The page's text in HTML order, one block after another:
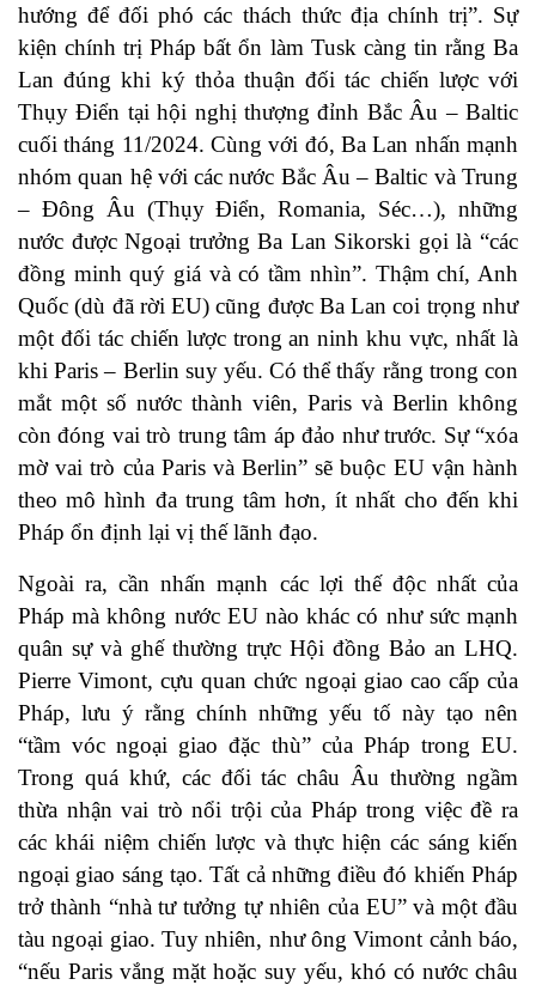
hướng để đối phó các thách thức địa chính trị”. Sự
kiện chính trị Pháp bất ổn làm Tusk càng tin rằng Ba
Lan đúng khi ký thỏa thuận đối tác chiến lược với
Thụy Điển tại hội nghị thượng đỉnh Bắc Âu – Baltic
cuối tháng 11/2024. Cùng với đó, Ba Lan nhấn mạnh
nhóm quan hệ với các nước Bắc Âu – Baltic và Trung
– Đông Âu (Thụy Điển, Romania, Séc…), những
nước được Ngoại trưởng Ba Lan Sikorski gọi là “các
đồng minh quý giá và có tầm nhìn”. Thậm chí, Anh
Quốc (dù đã rời EU) cũng được Ba Lan coi trọng như
một đối tác chiến lược trong an ninh khu vực, nhất là
khi Paris – Berlin suy yếu. Có thể thấy rằng trong con
mắt một số nước thành viên, Paris và Berlin không
còn đóng vai trò trung tâm áp đảo như trước. Sự “xóa
mờ vai trò của Paris và Berlin” sẽ buộc EU vận hành
theo mô hình đa trung tâm hơn, ít nhất cho đến khi
Pháp ổn định lại vị thế lãnh đạo.
Ngoài ra, cần nhấn mạnh các lợi thế độc nhất của
Pháp mà không nước EU nào khác có như sức mạnh
quân sự và ghế thường trực Hội đồng Bảo an LHQ.
Pierre Vimont, cựu quan chức ngoại giao cao cấp của
Pháp, lưu ý rằng chính những yếu tố này tạo nên
“tầm vóc ngoại giao đặc thù” của Pháp trong EU.
Trong quá khứ, các đối tác châu Âu thường ngầm
thừa nhận vai trò nổi trội của Pháp trong việc đề ra
các khái niệm chiến lược và thực hiện các sáng kiến
ngoại giao sáng tạo. Tất cả những điều đó khiến Pháp
trở thành “nhà tư tưởng tự nhiên của EU” và một đầu
tàu ngoại giao. Tuy nhiên, như ông Vimont cảnh báo,
“nếu Paris vắng mặt hoặc suy yếu, khó có nước châu